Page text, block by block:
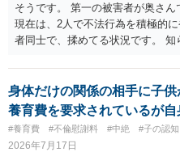
そうです。 第一の被害者が奥さん
現在は、2人で不法行為を積極的
者同士で、揉めてる状況です。
というだけですから。
身体だけの関係の相手に子供
養育費を要求されているが
#養育費 #不倫慰謝料 #中絶 #子の認知
2026年7月17日